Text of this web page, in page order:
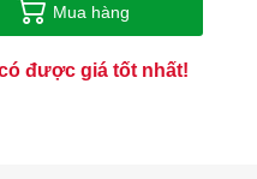
Mua hàng
được giá tốt nhất!